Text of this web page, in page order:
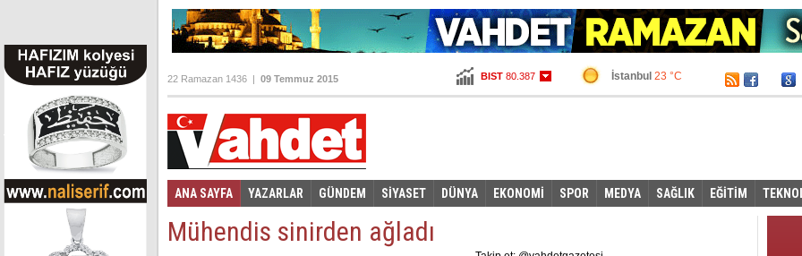
BIST 80.387
Altın100,295
İstanbul 23 °C
Ankara15 °C
22 Ramazan 1436 | 09 Temmuz 2015
ANA SAYFA YAZARLAR GÜNDEM SİYASET DÜNYA EKONOMİ SPOR MEDYA SAĞLIK EĞİTİM
Foto Galeri Video Galeri
Mühendis sinirden ağladı